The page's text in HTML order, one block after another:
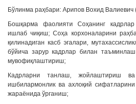
Бўлинма раҳбари: Арипов Вохид
Бошқарма фаолияти Соҳанинг кадрлар
ишлаб чиқиш; Соҳа корхоналарини
қилинадиган касб эгалари,
бўйича зарур кадрлар билан
мувофиқлаштириш;
Кадрларни танлаш, жойлаштириш
ишбилармонлик ва ахлоқий
жараёнида ўрганиш;